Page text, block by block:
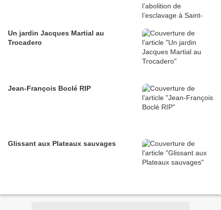
Un jardin Jacques Martial au
Trocadero
Jean-François Boclé RIP
Glissant aux Plateaux sauvages